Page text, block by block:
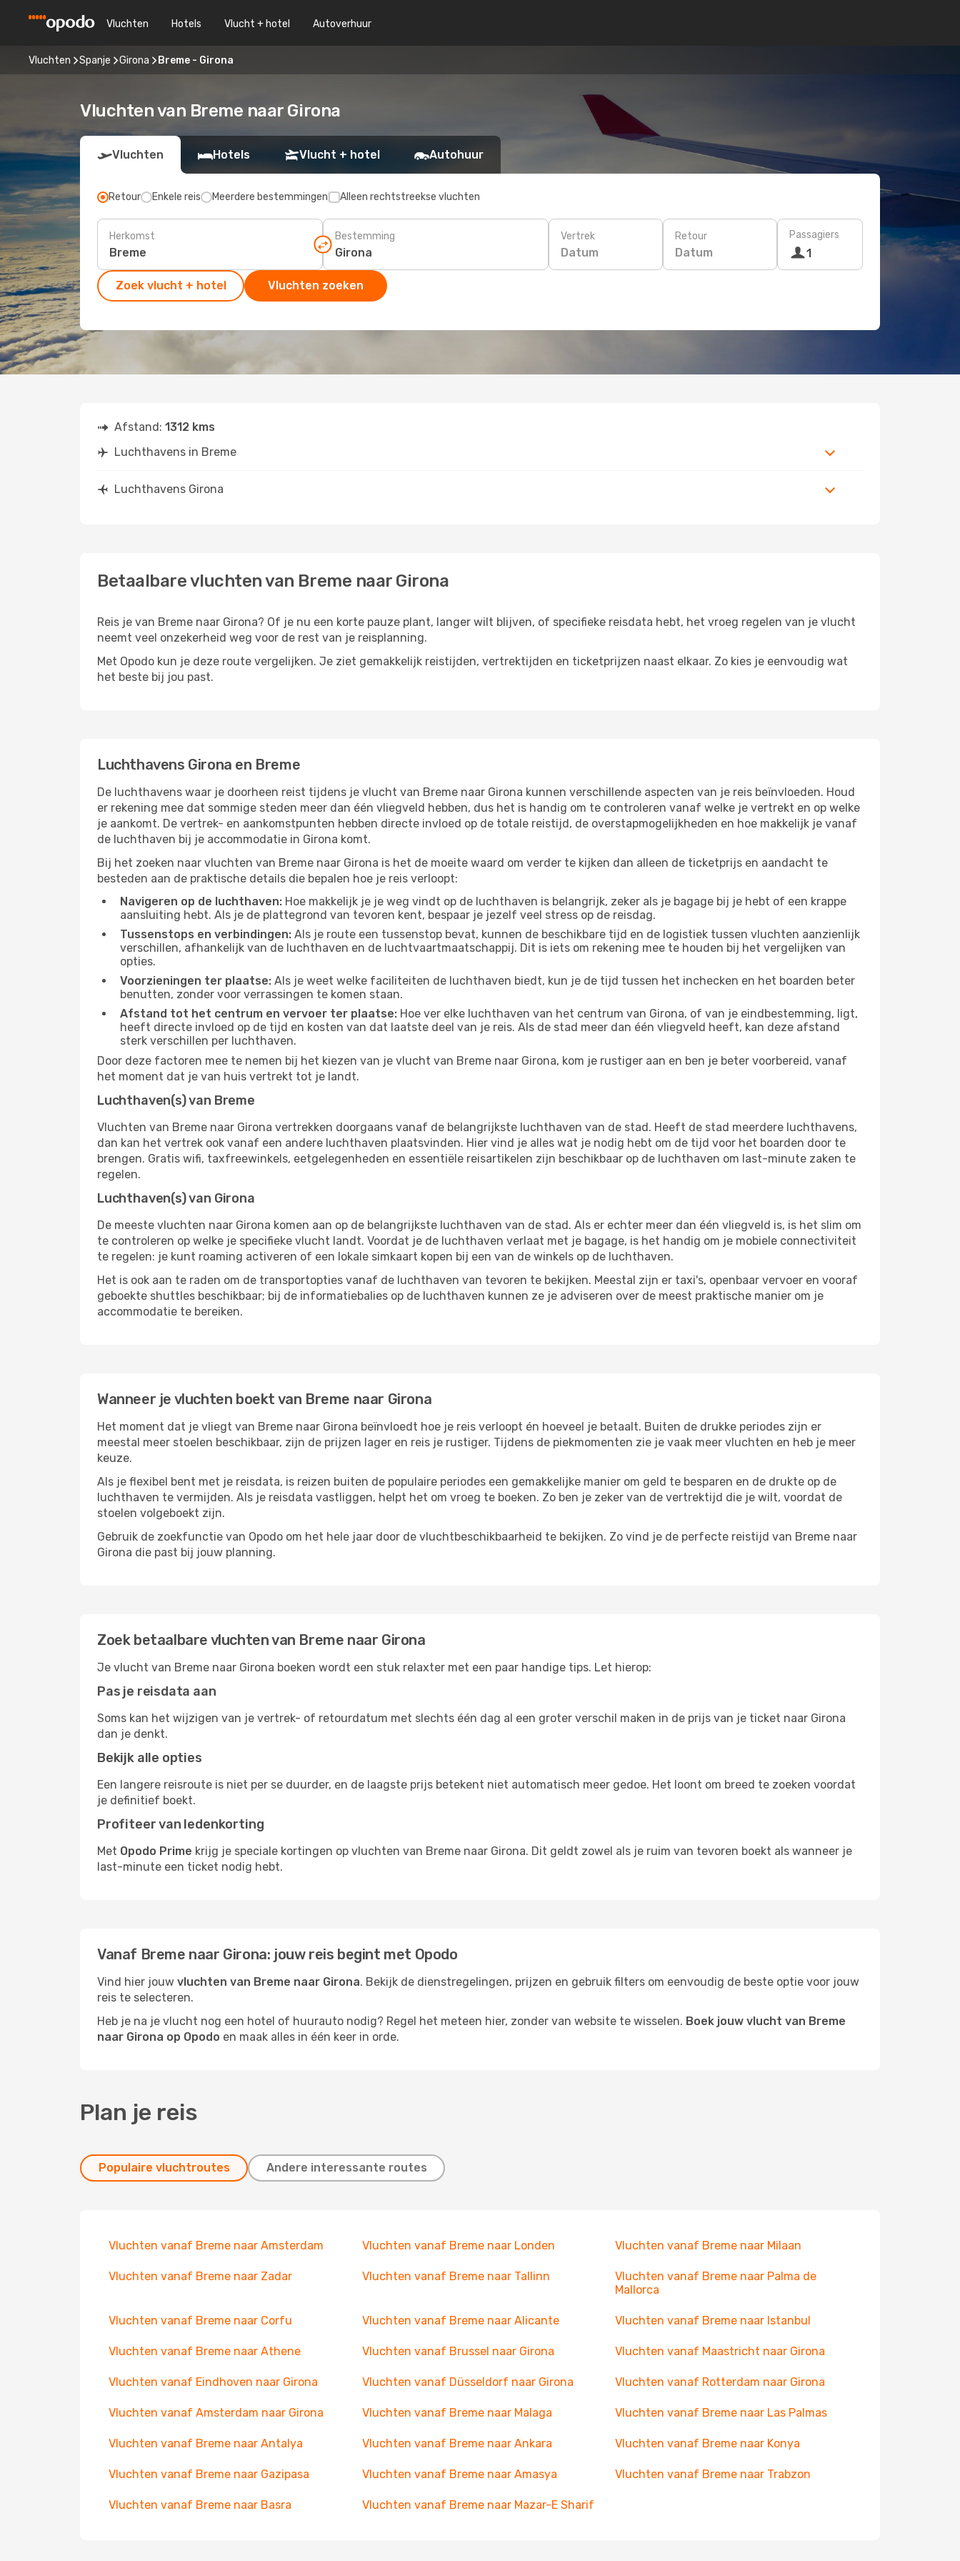
Vluchten Hotels Vlucht + hotel Autoverhuur
Vluchten Spanje Girona Breme - Girona
Vluchten van Breme naar Girona
Vluchten Hotels Vlucht + hotel Autohuur
Retour Enkele reis Meerdere bestemmingen Alleen rechtstreekse vluchten
Herkomst Bestemming Vertrek
Datum
Retour
Datum
Passagiers
1
Zoek vlucht + hotel Vluchten zoeken
Afstand: 1312 kms
Luchthavens in Breme
Luchthavens Girona
Betaalbare vluchten van Breme naar Girona
Reis je van Breme naar Girona? Of je nu een korte pauze plant, langer wilt blijven, of specifieke reisdata hebt, het vroeg regelen van je vlucht
neemt veel onzekerheid weg voor de rest van je reisplanning.
Met Opodo kun je deze route vergelijken. Je ziet gemakkelijk reistijden, vertrektijden en ticketprijzen naast elkaar. Zo kies je eenvoudig wat
het beste bij jou past.
Luchthavens Girona en Breme
De luchthavens waar je doorheen reist tijdens je vlucht van Breme naar Girona kunnen verschillende aspecten van je reis beïnvloeden. Houd
er rekening mee dat sommige steden meer dan één vliegveld hebben, dus het is handig om te controleren vanaf welke je vertrekt en op welke
je aankomt. De vertrek- en aankomstpunten hebben directe invloed op de totale reistijd, de overstapmogelijkheden en hoe makkelijk je vanaf
de luchthaven bij je accommodatie in Girona komt.
Bij het zoeken naar vluchten van Breme naar Girona is het de moeite waard om verder te kijken dan alleen de ticketprijs en aandacht te
besteden aan de praktische details die bepalen hoe je reis verloopt:
Navigeren op de luchthaven: Hoe makkelijk je je weg vindt op de luchthaven is belangrijk, zeker als je bagage bij je hebt of een krappe
aansluiting hebt. Als je de plattegrond van tevoren kent, bespaar je jezelf veel stress op de reisdag.
Tussenstops en verbindingen: Als je route een tussenstop bevat, kunnen de beschikbare tijd en de logistiek tussen vluchten aanzienlijk
verschillen, afhankelijk van de luchthaven en de luchtvaartmaatschappij. Dit is iets om rekening mee te houden bij het vergelijken van
opties.
Voorzieningen ter plaatse: Als je weet welke faciliteiten de luchthaven biedt, kun je de tijd tussen het inchecken en het boarden beter
benutten, zonder voor verrassingen te komen staan.
Afstand tot het centrum en vervoer ter plaatse: Hoe ver elke luchthaven van het centrum van Girona, of van je eindbestemming, ligt,
heeft directe invloed op de tijd en kosten van dat laatste deel van je reis. Als de stad meer dan één vliegveld heeft, kan deze afstand
sterk verschillen per luchthaven.
Door deze factoren mee te nemen bij het kiezen van je vlucht van Breme naar Girona, kom je rustiger aan en ben je beter voorbereid, vanaf
het moment dat je van huis vertrekt tot je landt.
Luchthaven(s) van Breme
Vluchten van Breme naar Girona vertrekken doorgaans vanaf de belangrijkste luchthaven van de stad. Heeft de stad meerdere luchthavens,
dan kan het vertrek ook vanaf een andere luchthaven plaatsvinden. Hier vind je alles wat je nodig hebt om de tijd voor het boarden door te
brengen. Gratis wifi, taxfreewinkels, eetgelegenheden en essentiële reisartikelen zijn beschikbaar op de luchthaven om last-minute zaken te
regelen.
Luchthaven(s) van Girona
De meeste vluchten naar Girona komen aan op de belangrijkste luchthaven van de stad. Als er echter meer dan één vliegveld is, is het slim om
te controleren op welke je specifieke vlucht landt. Voordat je de luchthaven verlaat met je bagage, is het handig om je mobiele connectiviteit
te regelen: je kunt roaming activeren of een lokale simkaart kopen bij een van de winkels op de luchthaven.
Het is ook aan te raden om de transportopties vanaf de luchthaven van tevoren te bekijken. Meestal zijn er taxi's, openbaar vervoer en vooraf
geboekte shuttles beschikbaar; bij de informatiebalies op de luchthaven kunnen ze je adviseren over de meest praktische manier om je
accommodatie te bereiken.
Wanneer je vluchten boekt van Breme naar Girona
Het moment dat je vliegt van Breme naar Girona beïnvloedt hoe je reis verloopt én hoeveel je betaalt. Buiten de drukke periodes zijn er
meestal meer stoelen beschikbaar, zijn de prijzen lager en reis je rustiger. Tijdens de piekmomenten zie je vaak meer vluchten en heb je meer
keuze.
Als je flexibel bent met je reisdata, is reizen buiten de populaire periodes een gemakkelijke manier om geld te besparen en de drukte op de
luchthaven te vermijden. Als je reisdata vastliggen, helpt het om vroeg te boeken. Zo ben je zeker van de vertrektijd die je wilt, voordat de
stoelen volgeboekt zijn.
Gebruik de zoekfunctie van Opodo om het hele jaar door de vluchtbeschikbaarheid te bekijken. Zo vind je de perfecte reistijd van Breme naar
Girona die past bij jouw planning.
Zoek betaalbare vluchten van Breme naar Girona
Je vlucht van Breme naar Girona boeken wordt een stuk relaxter met een paar handige tips. Let hierop:
Pas je reisdata aan
Soms kan het wijzigen van je vertrek- of retourdatum met slechts één dag al een groter verschil maken in de prijs van je ticket naar Girona
dan je denkt.
Bekijk alle opties
Een langere reisroute is niet per se duurder, en de laagste prijs betekent niet automatisch meer gedoe. Het loont om breed te zoeken voordat
je definitief boekt.
Profiteer van ledenkorting
Met Opodo Prime krijg je speciale kortingen op vluchten van Breme naar Girona. Dit geldt zowel als je ruim van tevoren boekt als wanneer je
last-minute een ticket nodig hebt.
Vanaf Breme naar Girona: jouw reis begint met Opodo
Vind hier jouw vluchten van Breme naar Girona. Bekijk de dienstregelingen, prijzen en gebruik filters om eenvoudig de beste optie voor jouw
reis te selecteren.
Heb je na je vlucht nog een hotel of huurauto nodig? Regel het meteen hier, zonder van website te wisselen. Boek jouw vlucht van Breme
naar Girona op Opodo en maak alles in één keer in orde.
Plan je reis
Populaire vluchtroutes Andere interessante routes
Vluchten vanaf Breme naar Amsterdam Vluchten vanaf Breme naar Londen Vluchten vanaf Breme naar Milaan
Vluchten vanaf Breme naar Zadar Vluchten vanaf Breme naar Tallinn
Vluchten vanaf Breme naar Palma de
Mallorca
Vluchten vanaf Breme naar Corfu Vluchten vanaf Breme naar Alicante Vluchten vanaf Breme naar Istanbul
Vluchten vanaf Breme naar Athene Vluchten vanaf Brussel naar Girona Vluchten vanaf Maastricht naar Girona
Vluchten vanaf Eindhoven naar Girona Vluchten vanaf Düsseldorf naar Girona Vluchten vanaf Rotterdam naar Girona
Vluchten vanaf Amsterdam naar Girona Vluchten vanaf Breme naar Malaga Vluchten vanaf Breme naar Las Palmas
Vluchten vanaf Breme naar Antalya Vluchten vanaf Breme naar Ankara Vluchten vanaf Breme naar Konya
Vluchten vanaf Breme naar Gazipasa Vluchten vanaf Breme naar Amasya Vluchten vanaf Breme naar Trabzon
Vluchten vanaf Breme naar Basra Vluchten vanaf Breme naar Mazar-E Sharif